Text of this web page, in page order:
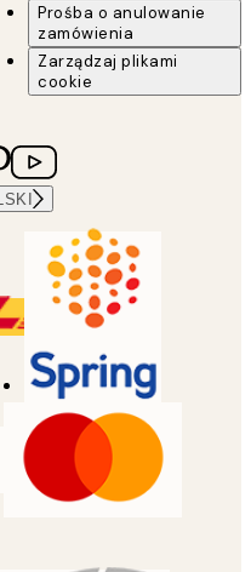
Prośba o anulowanie
zamówienia
Zarządzaj plikami
cookie